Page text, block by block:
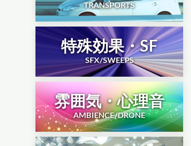
TRANSPORTS
特殊効果・SF
SFX/SWEEPS
雰囲気・心理音
AMBIENCE/DRONE